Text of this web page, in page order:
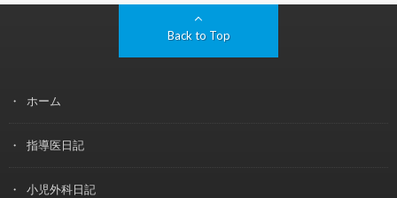
Back to Top
ホーム
指導医日記
小児外科日記